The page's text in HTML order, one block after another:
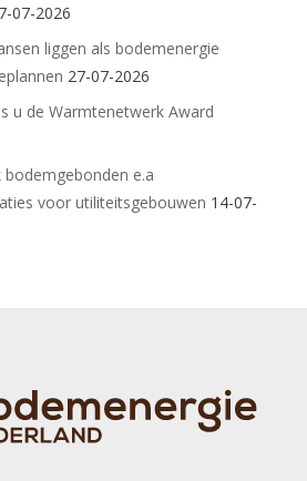
07-2026
liggen als bodemenergie
27-07-2026
u de Warmtenetwerk Award
bodemgebonden e.a
voor utiliteitsgebouwen 14-07-